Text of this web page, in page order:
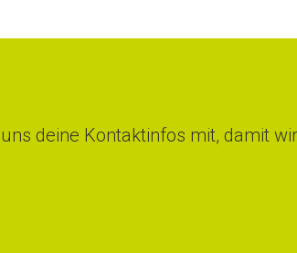
deine Kontaktinfos mit, damit